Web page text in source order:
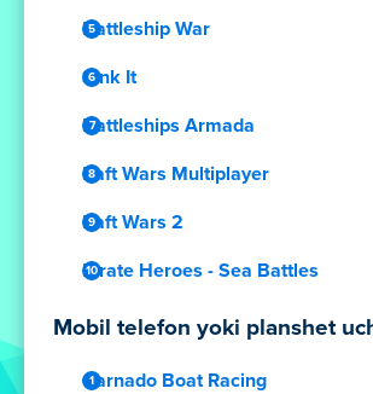
Battleship War
Sink It
Battleships Armada
Raft Wars Multiplayer
Raft Wars 2
Pirate Heroes - Sea Battles
Mobil telefon yoki planshet
Carnado Boat Racing